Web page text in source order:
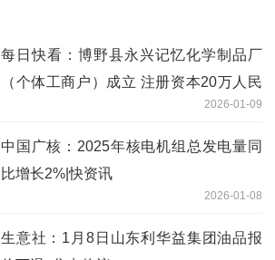
每日快看：博野县永兴记忆化学制品厂
（个体工商户）成立 注册资本20万人民
2026-01-09
中国广核：2025年核电机组总发电量同
比增长2%|快资讯
2026-01-08
生意社：1月8日山东利华益集团油品报